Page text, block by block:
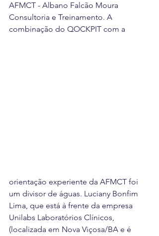
AFMCT - Albano Falcão Moura
Consultoria e Treinamento. A
combinação do QOCKPIT com a
orientação experiente da AFMCT foi
um divisor de águas. Luciany Bonfim
Lima, que está à frente da empresa
Unilabs Laboratórios Clínicos,
(localizada em Nova Viçosa/BA e é